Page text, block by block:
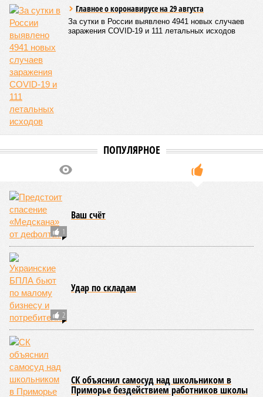
Главное о коронавирусе на 29 августа
За сутки в России выявлено 4941 новых случаев
заражения COVID-19 и 111 летальных исходов
ПОПУЛЯРНОЕ
1
Ваш счёт
2
Удар по складам
СК объяснил самосуд над школьником в
Приморье бездействием работников школы